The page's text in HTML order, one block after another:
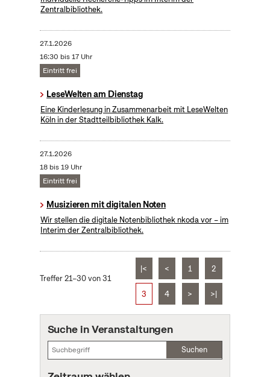
Zentralbibliothek.
27.1.2026
16:30 bis 17 Uhr
Eintritt frei
LeseWelten am Dienstag
Eine Kinderlesung in Zusammenarbeit mit LeseWelten
Köln in der Stadtteilbibliothek Kalk.
27.1.2026
18 bis 19 Uhr
Eintritt frei
Musizieren mit digitalen Noten
Wir stellen die digitale Notenbibliothek nkoda vor – im
Interim der Zentralbibliothek.
Treffer 21–30 von 31
|< < 1 2
3 4 > >|
Suche in Veranstaltungen
Suchen